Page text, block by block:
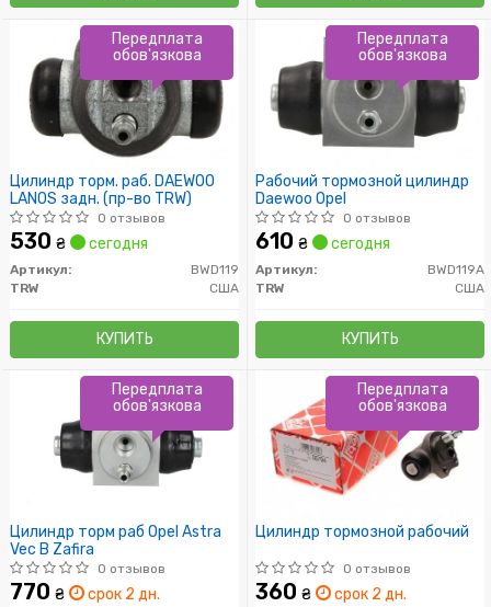
Цилиндр торм. раб. DAEWOO
LANOS задн. (пр-во TRW)
0 отзывов
530 ₴ сегодня
Артикул:
BWD119
TRW
США
КУПИТЬ
Передплата
обов'язкова
Рабочий тормозной цилиндр
Daewoo Opel
0 отзывов
610 ₴ сегодня
Артикул:
BWD119A
TRW
США
КУПИТЬ
Передплата
обов'язкова
Цилиндр торм раб Opel Astra
Vec B Zafira
0 отзывов
770 ₴ срок 2 дн.
Передплата
обов'язкова
Цилиндр тормозной рабочий
0 отзывов
360 ₴ срок 2 дн.
Передплата
обов'язкова